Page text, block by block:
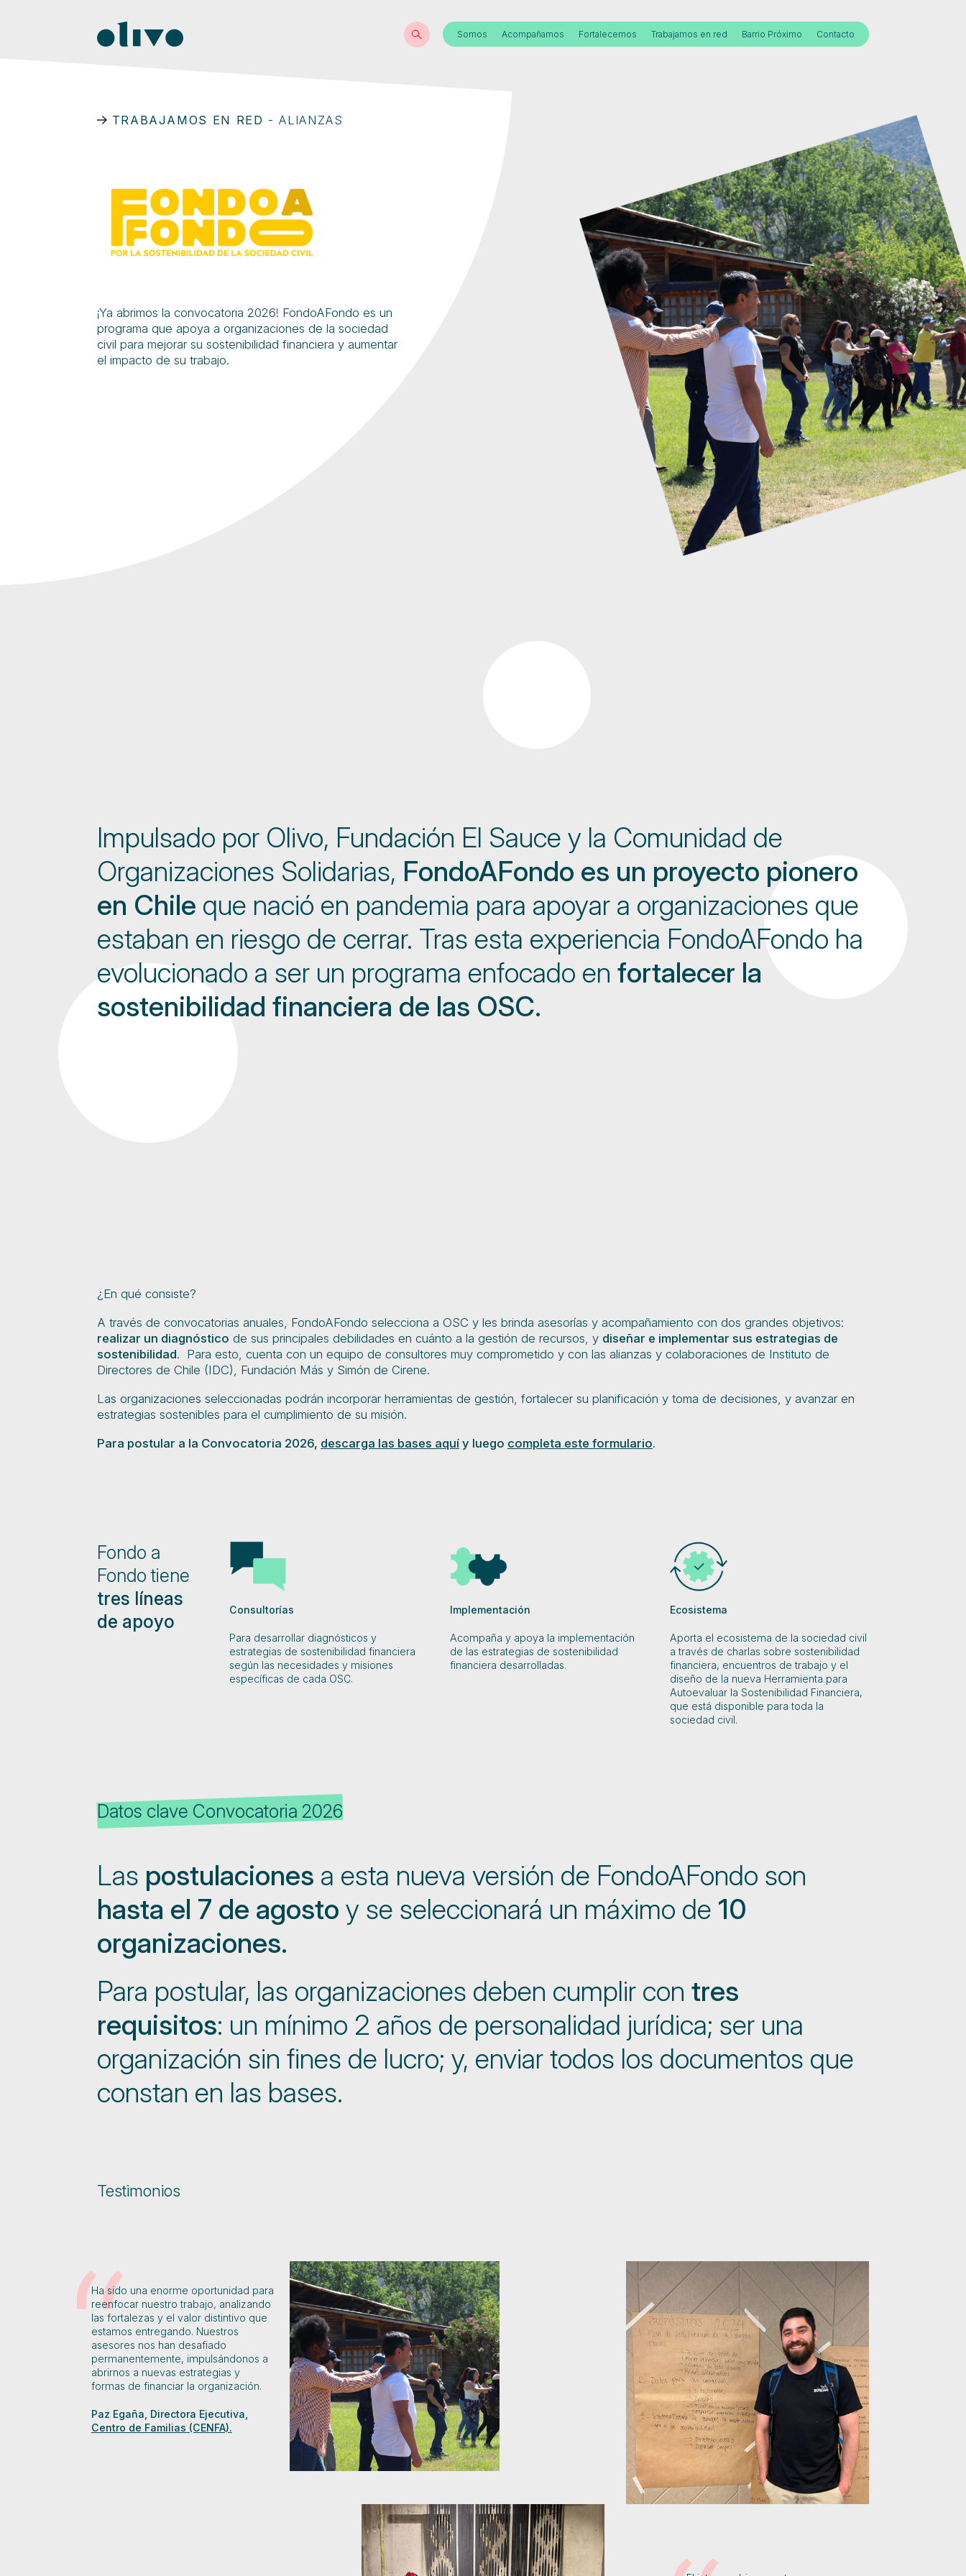
Somos Acompañamos Fortalecemos Trabajamos en red Barrio Próximo Contacto
TRABAJAMOS EN RED - ALIANZAS
¡Ya abrimos la convocatoria 2026! FondoAFondo es un
programa que apoya a organizaciones de la sociedad
civil para mejorar su sostenibilidad financiera y aumentar
el impacto de su trabajo.
Impulsado por Olivo, Fundación El Sauce y la Comunidad de
Organizaciones Solidarias, FondoAFondo es un proyecto pionero
en Chile que nació en pandemia para apoyar a organizaciones que
estaban en riesgo de cerrar. Tras esta experiencia FondoAFondo ha
evolucionado a ser un programa enfocado en fortalecer la
sostenibilidad financiera de las OSC.
¿En qué consiste?
A través de convocatorias anuales, FondoAFondo selecciona a OSC y les brinda asesorías y acompañamiento con dos grandes objetivos:
realizar un diagnóstico de sus principales debilidades en cuánto a la gestión de recursos, y diseñar e implementar sus estrategias de
sostenibilidad. Para esto, cuenta con un equipo de consultores muy comprometido y con las alianzas y colaboraciones de Instituto de
Directores de Chile (IDC), Fundación Más y Simón de Cirene.
Las organizaciones seleccionadas podrán incorporar herramientas de gestión, fortalecer su planificación y toma de decisiones, y avanzar en
estrategias sostenibles para el cumplimiento de su misión.
Para postular a la Convocatoria 2026, descarga las bases aquí y luego completa este formulario.
Fondo a
Fondo tiene
tres líneas
de apoyo
Consultorías
Para desarrollar diagnósticos y
estrategias de sostenibilidad financiera
según las necesidades y misiones
específicas de cada OSC.
Implementación
Acompaña y apoya la implementación
de las estrategias de sostenibilidad
financiera desarrolladas.
Ecosistema
Aporta el ecosistema de la sociedad civil
a través de charlas sobre sostenibilidad
financiera, encuentros de trabajo y el
diseño de la nueva Herramienta para
Autoevaluar la Sostenibilidad Financiera,
que está disponible para toda la
sociedad civil.
Datos clave Convocatoria 2026
Las postulaciones a esta nueva versión de FondoAFondo son
hasta el 7 de agosto y se seleccionará un máximo de 10
organizaciones.
Para postular, las organizaciones deben cumplir con tres
requisitos: un mínimo 2 años de personalidad jurídica; ser una
organización sin fines de lucro; y, enviar todos los documentos que
constan en las bases.
Testimonios
Ha sido una enorme oportunidad para
reenfocar nuestro trabajo, analizando
las fortalezas y el valor distintivo que
estamos entregando. Nuestros
asesores nos han desafiado
permanentemente, impulsándonos a
abrirnos a nuevas estrategias y
formas de financiar la organización.
Paz Egaña, Directora Ejecutiva,
Centro de Familias (CENFA).